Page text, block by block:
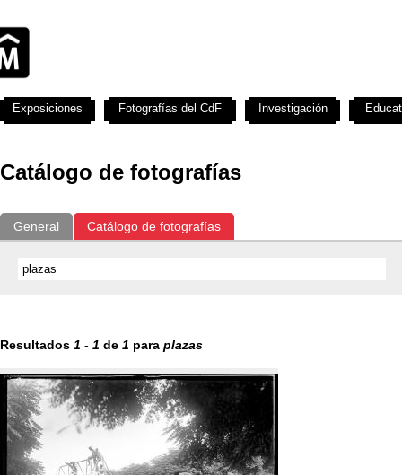
Catálogo de fotografías
General Catálogo de fotografías
Resultados 1 - 1 de 1 para plazas
Exposiciones Fotografías del CdF Investigación